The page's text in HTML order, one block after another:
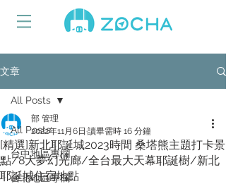
文章
All Posts
台中地區專欄
台北地區專欄
All Posts
[精選]新北耶誕城2023時間 桑塔熊主題打卡景
點/8大夢幻光廊/全台最大天幕耶誕樹/新北
耶誕城住宿地點
部 管理
2022年11月6日 讀畢需時 16 分鐘